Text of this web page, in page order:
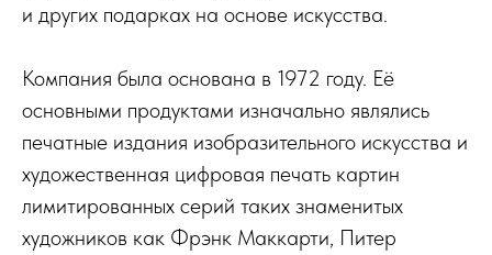
и других подарках на основе искусства.
Компания была основана в 1972 году. Её
основными продуктами изначально являлись
печатные издания изобразительного искусства и
художественная цифровая печать картин
лимитированных серий таких знаменитых
художников как Фрэнк Маккарти, Питер